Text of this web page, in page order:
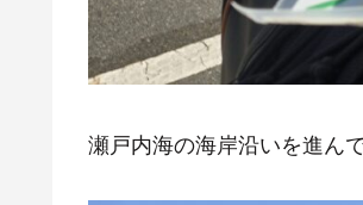
瀬戸内海の海岸沿いを進ん